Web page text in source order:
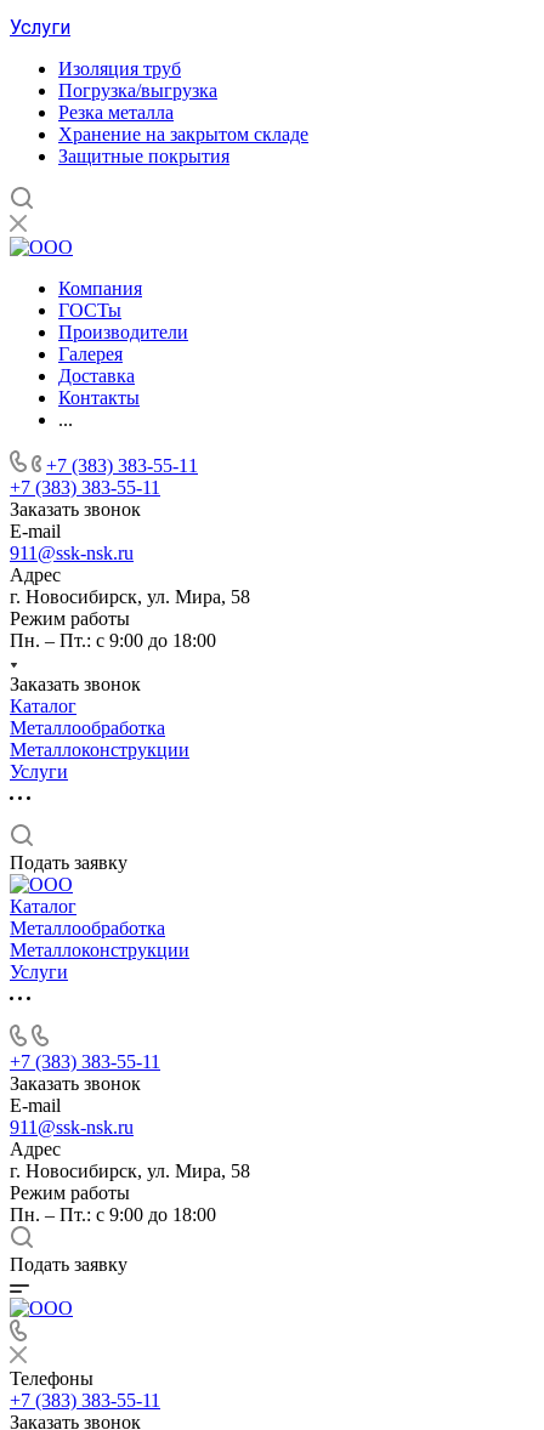
Услуги
Изоляция труб
Погрузка/выгрузка
Резка металла
Хранение на закрытом складе
Защитные покрытия
Компания
ГОСТы
Производители
Галерея
Доставка
Контакты
...
+7 (383) 383-55-11
+7 (383) 383-55-11
Заказать звонок
E-mail
911@ssk-nsk.ru
Адрес
г. Новосибирск, ул. Мира, 58
Режим работы
Пн. – Пт.: с 9:00 до 18:00
Заказать звонок
Каталог
Металлообработка
Металлоконструкции
Услуги
Подать заявку
Каталог
Металлообработка
Металлоконструкции
Услуги
+7 (383) 383-55-11
Заказать звонок
E-mail
911@ssk-nsk.ru
Адрес
г. Новосибирск, ул. Мира, 58
Режим работы
Пн. – Пт.: с 9:00 до 18:00
Подать заявку
Телефоны
+7 (383) 383-55-11
Заказать звонок